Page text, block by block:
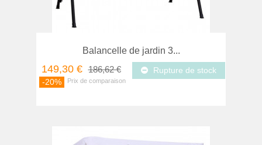
Balancelle de jardin 3...
149,30 € 186,62 €
-20%
Rupture de stock